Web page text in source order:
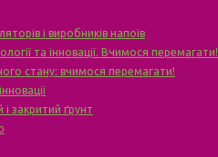
і виробників напоїв
та інновації. Вчимося перемагати!
стану: вчимося перемагати!
закритий ґрунт